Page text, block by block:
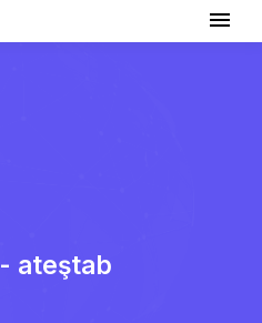
آتشتاب - ateştab